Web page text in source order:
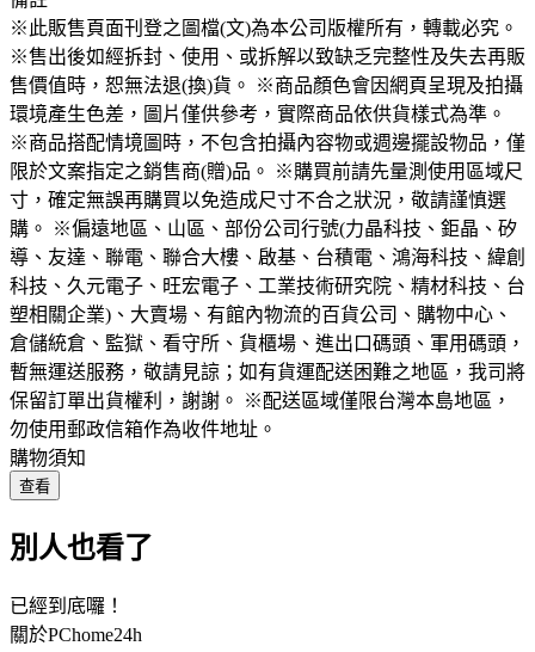
※此販售頁面刊登之圖檔(文)為本公司版權所有，轉載必究。
※售出後如經拆封、使用、或拆解以致缺乏完整性及失去再販
售價值時，恕無法退(換)貨。 ※商品顏色會因網頁呈現及拍攝
環境產生色差，圖片僅供參考，實際商品依供貨樣式為準。
※商品搭配情境圖時，不包含拍攝內容物或週邊擺設物品，僅
限於文案指定之銷售商(贈)品。 ※購買前請先量測使用區域尺
寸，確定無誤再購買以免造成尺寸不合之狀況，敬請謹慎選
購。 ※偏遠地區、山區、部份公司行號(力晶科技、鉅晶、矽
導、友達、聯電、聯合大樓、啟基、台積電、鴻海科技、緯創
科技、久元電子、旺宏電子、工業技術研究院、精材科技、台
塑相關企業)、大賣場、有館內物流的百貨公司、購物中心、
倉儲統倉、監獄、看守所、貨櫃場、進出口碼頭、軍用碼頭，
暫無運送服務，敬請見諒；如有貨運配送困難之地區，我司將
保留訂單出貨權利，謝謝。 ※配送區域僅限台灣本島地區，
勿使用郵政信箱作為收件地址。
購物須知
查看
別人也看了
已經到底囉！
關於PChome24h